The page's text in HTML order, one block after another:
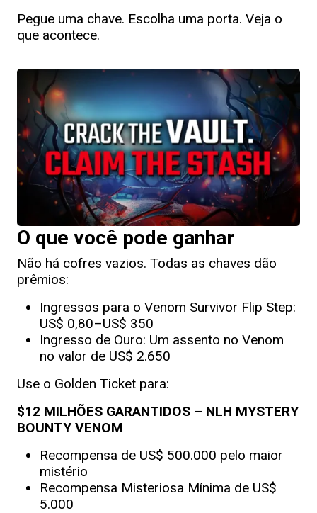
Pegue uma chave. Escolha uma porta. Veja o
que acontece.
O que você pode ganhar
Não há cofres vazios. Todas as chaves dão
prêmios:
Ingressos para o Venom Survivor Flip Step:
US$ 0,80–US$ 350
Ingresso de Ouro: Um assento no Venom
no valor de US$ 2.650
Use o Golden Ticket para:
$12 MILHÕES GARANTIDOS – NLH MYSTERY
BOUNTY VENOM
Recompensa de US$ 500.000 pelo maior
mistério
Recompensa Misteriosa Mínima de US$
5.000